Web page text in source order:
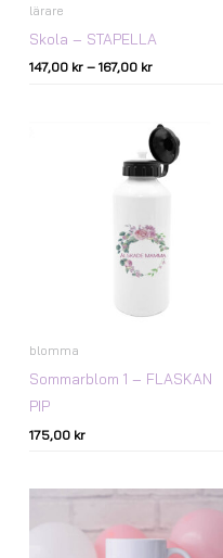
lärare
Skola – STAPELLA
147,00 kr – 167,00 kr
blomma
Sommarblom 1 – FLASKAN
PIP
175,00 kr
Prisintervall:
147,00 kr
till
167,00 kr